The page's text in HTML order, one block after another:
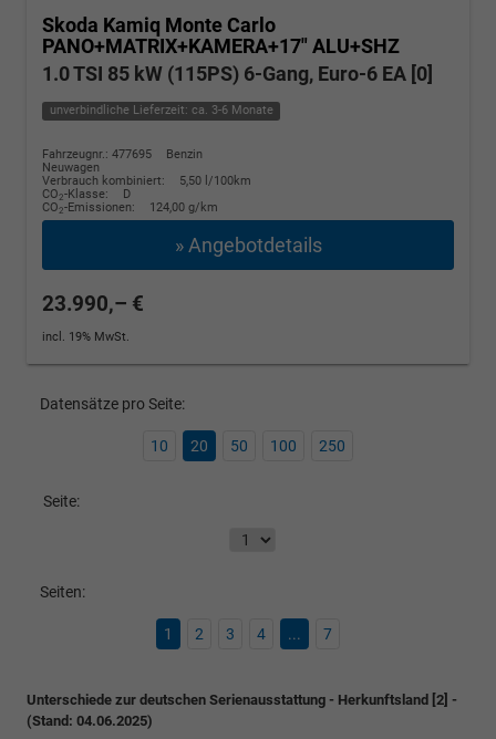
Skoda Kamiq Monte Carlo
PANO+MATRIX+KAMERA+17" ALU+SHZ
1.0 TSI 85 kW (115PS) 6-Gang, Euro-6 EA [0]
unverbindliche Lieferzeit: ca. 3-6 Monate
Fahrzeugnr.: 477695
Benzin
Neuwagen
Verbrauch kombiniert:
5,50 l/100km
CO2-Klasse:
D
CO2-Emissionen: 124,00 g/km
» Angebotdetails
23.990,– €
incl. 19% MwSt.
Datensätze pro Seite:
10 20 50 100 250
Seite:
Seiten:
1 2 3 4 ... 7
Unterschiede zur deutschen Serienausstattung - Herkunftsland [2] -
(Stand: 04.06.2025)